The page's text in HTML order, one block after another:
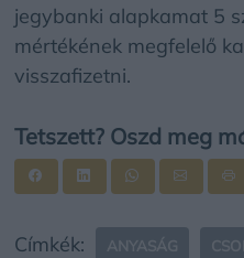
jegybanki alapkamat 5
mértékének megfelelő
visszafizetni.
Tetszett? Oszd meg
Címkék: ANYASÁG